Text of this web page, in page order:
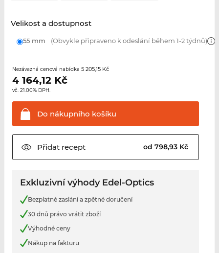
Velikost a dostupnost
55 mm (Obvykle připraveno k odeslání během 1-2 týdnů)
Nezávazná cenová nabídka 5 205,15 Kč
4 164,12Kč
vč. 21.00% DPH.
Do nákupního košíku
Přidatrecept od 798,93 Kč
Exkluzivní výhody Edel-Optics
Bezplatné zaslání a zpětné doručení
30 dnů právo vrátit zboží
Výhodné ceny
Nákup na fakturu